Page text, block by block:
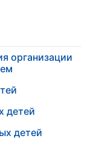
организации
детей
детей